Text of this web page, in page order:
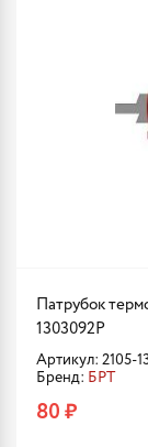
Патрубок
1303092Р
Артикул: 2105-
Бренд: БРТ
80 ₽